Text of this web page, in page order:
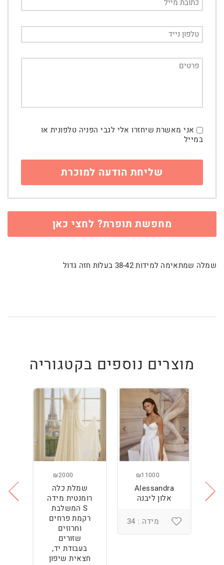
אני מאשרת שיחזרו אלי לגבי הפניה טלפונית או
במייל
מחפשת תופרת? לחצי כאן
שמלה שמתאימה למידות 38-42 בעלות חזה גדול
מוצרים נוספים בקטגוריה
₪11000
Alessandra
אלון ליבנה
מידה : 34
₪2000
שמלת כלה
רומנטית מידה
S המשלבת
רקמת פרחים
וחרוזים
שזורים
בעבודת יד,
חצאית שיפון